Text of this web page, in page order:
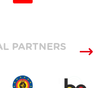
PARTNERS